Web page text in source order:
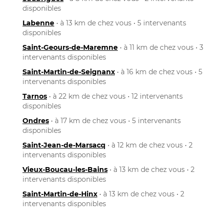
disponibles
Labenne • à 13 km de chez vous • 5 intervenants
disponibles
Saint-Geours-de-Maremne • à 11 km de chez vous • 3
intervenants disponibles
Saint-Martin-de-Seignanx • à 16 km de chez vous • 5
intervenants disponibles
Tarnos • à 22 km de chez vous • 12 intervenants
disponibles
Ondres • à 17 km de chez vous • 5 intervenants
disponibles
Saint-Jean-de-Marsacq • à 12 km de chez vous • 2
intervenants disponibles
Vieux-Boucau-les-Bains • à 13 km de chez vous • 2
intervenants disponibles
Saint-Martin-de-Hinx • à 13 km de chez vous • 2
intervenants disponibles